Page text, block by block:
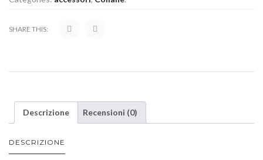
SHARE THIS:
Descrizione Recensioni (0)
DESCRIZIONE